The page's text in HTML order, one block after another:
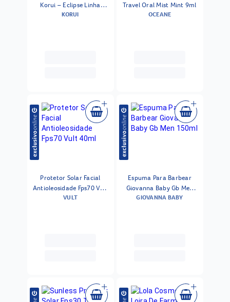
Korui – Eclipse Linha
Conforto Natural
KORUI
Travel Oral Mist Mint 9ml
OCEANE
Protetor Solar Facial
Antioleosidade Fps70 Vult
40ml
VULT
Espuma Para Barbear
Giovanna Baby Gb Men
150ml
GIOVANNA BABY